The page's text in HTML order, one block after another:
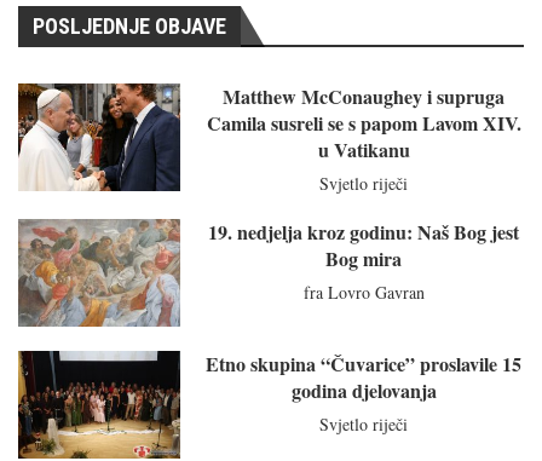
POSLJEDNJE OBJAVE
Matthew McConaughey i supruga
Camila susreli se s papom Lavom XIV.
u Vatikanu
Svjetlo riječi
19. nedjelja kroz godinu: Naš Bog jest
Bog mira
fra Lovro Gavran
Etno skupina “Čuvarice” proslavile 15
godina djelovanja
Svjetlo riječi